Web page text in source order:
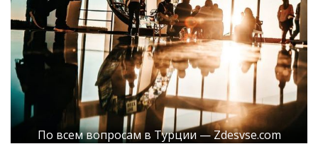
По всем вопросам в Турции — Zdesvse.com